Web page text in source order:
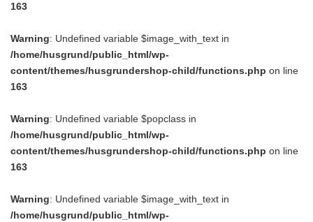
163
Warning: Undefined variable $image_with_text in
/home/husgrund/public_html/wp-
content/themes/husgrundershop-child/functions.php on line
163
Warning: Undefined variable $popclass in
/home/husgrund/public_html/wp-
content/themes/husgrundershop-child/functions.php on line
163
Warning: Undefined variable $image_with_text in
/home/husgrund/public_html/wp-